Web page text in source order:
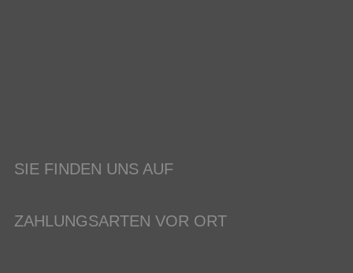
SIE FINDEN UNS AUF
ZAHLUNGSARTEN VOR ORT